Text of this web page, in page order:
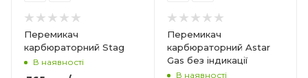
Перемикач
карбюраторний Stag
В наявності
Перемикач
карбюраторний Astar
Gas без індикації
В наявності